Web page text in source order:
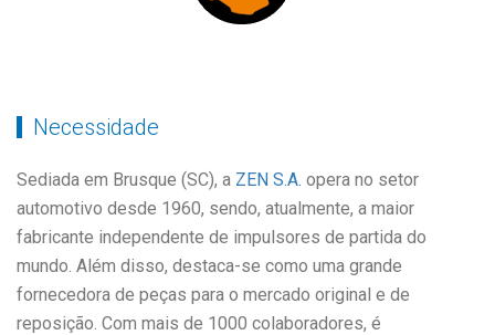
Necessidade
Sediada em Brusque (SC), a ZEN S.A. opera no setor
automotivo desde 1960, sendo, atualmente, a maior
fabricante independente de impulsores de partida do
mundo. Além disso, destaca-se como uma grande
fornecedora de peças para o mercado original e de
reposição. Com mais de 1000 colaboradores, é